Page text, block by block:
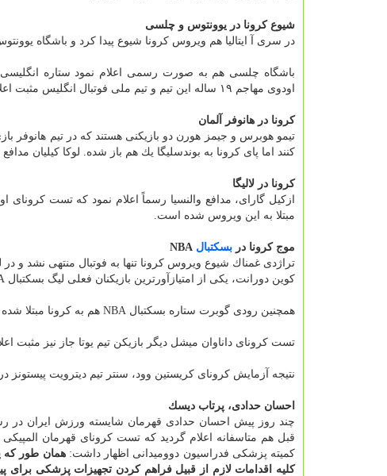
شیوع كرونا در یوونتوس و چلسی
در سری آ ایتالیا هم ویروس كرونا شیوع پیدا كرد و باشگاه
باشگاه چلسی هم به صورت رسمی اعلام نمود ستاره
اودوی مهاجم ۱۹ ساله این تیم و تیم ملی فوتبال انگلیس مثبت اعلام شده است.
كرونا در هانوفر آلمان
كنند اما پای كرونا به بوندسلیگا یك هم باز شده. لوكا كیلیان مدافع ۲۰ ساله آلمانی تیم پادربورن هم یكی از مبتلایان به ویروس كرونا است.
كرونا در لالیگا
ازكیل گارای، مدافع والنسیا رسماً اعلام نمود كه تست كرونای
مبتلا به این ویروس شده است.
موج كرونا در بسكتبال
تراژدی غمناك شیوع ویروس كرونا تنها به فوتبال منتهی نشد و
كوین دورانت، یكی از امتیازآورترین بازیكنان فعلی لیگ بسكتبال NBA آمریكا به ویروس كرونا مبتلا شده است.
همچنین رودی گوبرت ستاره بسكتبال NBA هم به كرونا مبتلا شده است.
تست كرونای داناوان میشل دیگر بازیكن تیم یوتا جاز نیز مثبت
نتیجه آزمایش كرونای كریستین وود، سنتر تیم دیترویت پیستونز
احسان حدادی، پرتاب دیسك
چند روز پیش احسان حدادی قهرمان شایسته ورزش ایران در
قبل هم متاسفانه اعلام گردید كه تست كرونای قهرمان
كمیته پزشكی فدراسیون دوومیدانی اظهار داشت:همان طور كه
كلیه اقدامات لازم از قبیل فراهم كردن تجهیزات پزشكی